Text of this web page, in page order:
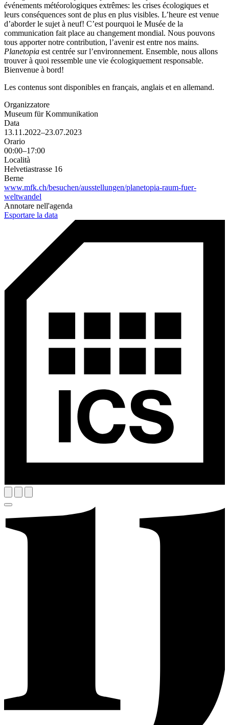
événements météorologiques extrêmes: les crises écologiques et
leurs conséquences sont de plus en plus visibles. L’heure est venue
d’aborder le sujet à neuf! C’est pourquoi le Musée de la
communication fait place au changement mondial. Nous pouvons
tous apporter notre contribution, l’avenir est entre nos mains.
Planetopia est centrée sur l’environnement. Ensemble, nous allons
trouver à quoi ressemble une vie écologiquement responsable.
Bienvenue à bord!
Les contenus sont disponibles en français, anglais et en allemand.
Organizzatore
Museum für Kommunikation
Data
13.11.2022–23.07.2023
Orario
00:00–17:00
Località
Helvetiastrasse 16
Berne
www.mfk.ch/besuchen/ausstellungen/planetopia-raum-fuer-
weltwandel
Annotare nell'agenda
Esportare la data